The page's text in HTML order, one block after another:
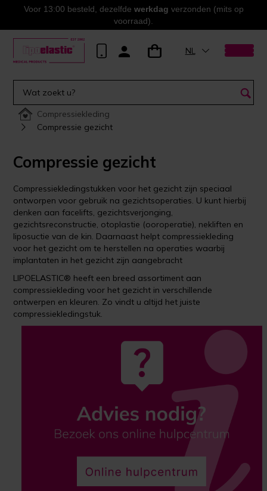
Voor 13:00 besteld, dezelfde werkdag verzonden (mits op
voorraad).
NL
Compressiekleding
Compressie gezicht
Compressie gezicht
Compressiekledingstukken voor het gezicht zijn speciaal
ontworpen voor gebruik na gezichtsoperaties. U kunt hierbij
denken aan facelifts, gezichtsverjonging,
gezichtsreconstructie, otoplastie (ooroperatie), nekliften en
liposuctie van de kin. Daarnaast helpt compressiekleding
voor het gezicht om te herstellen na operaties waarbij
implantaten in het gezicht zijn aangebracht
LIPOELASTIC® heeft een breed assortiment aan
compressiekleding voor het gezicht in verschillende
ontwerpen en kleuren. Zo vindt u altijd het juiste
compressiekledingstuk.